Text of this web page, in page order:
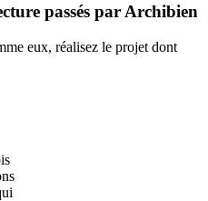
passés par Archibien
eux, réalisez le projet dont